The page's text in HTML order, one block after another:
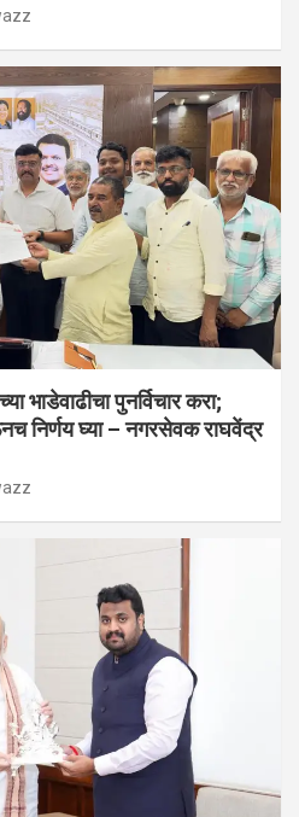
भाडेवाढीचा पुनर्विचार करा;
निर्णय घ्या – नगरसेवक राघवेंद्र